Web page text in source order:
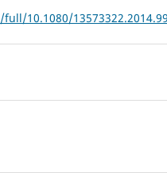
10.1080/